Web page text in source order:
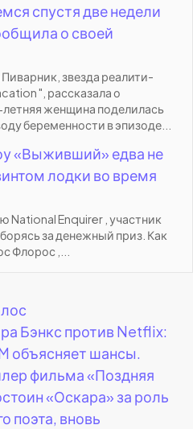
спустя две недели
о своей
звезда реалити-
", рассказала о
женщина поделилась
беременности в эпизоде...
«Выживший» едва не
лодки во время
National Enquirer , участник
за денежный приз. Как
Флорос ,...
Бэнкс против Netflix:
объясняет шансы.
фильма «Поздняя
«Оскара» за роль
поэта, вновь